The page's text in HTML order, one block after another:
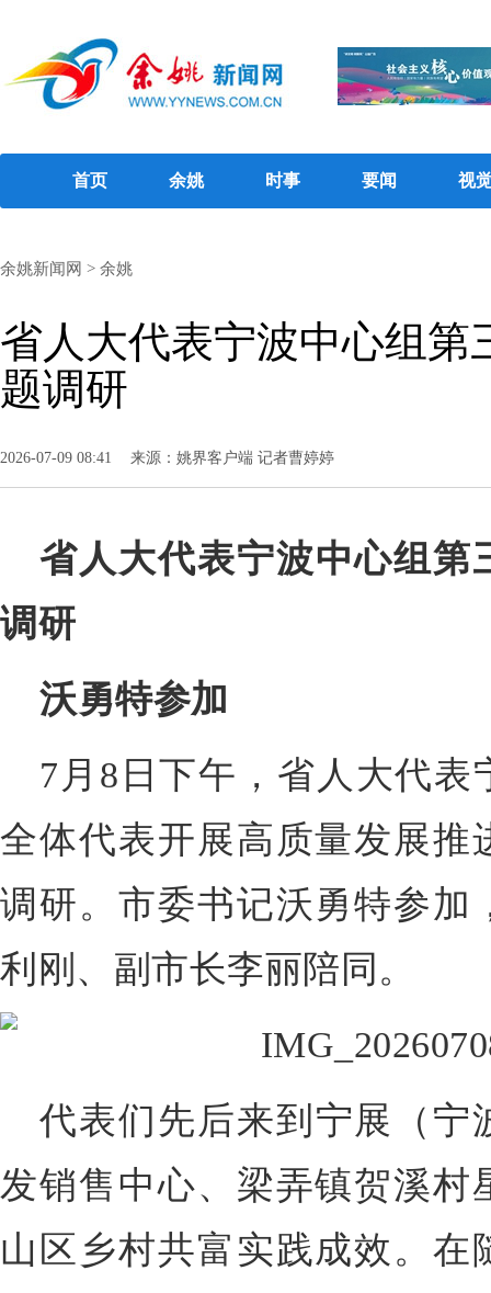
首页 余姚 时事 要闻 视
余姚新闻网 > 余姚
省人大代表宁波中心组第
题调研
2026-07-09 08:41 来源：姚界客户端 记者曹婷婷
省人大代表宁波中心组第
调研
沃勇特参加
7月8日下午， 省人大代表
全体代表开展高质量发展推
调研。市委书记沃勇特参加
利刚、副市长李丽陪同。
代表们先后来到宁展（宁
发销售中心、梁弄镇贺溪村
山区乡村共富实践成效。在